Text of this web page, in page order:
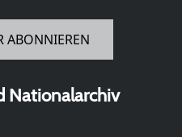
ABONNIEREN
Nationalarchiv